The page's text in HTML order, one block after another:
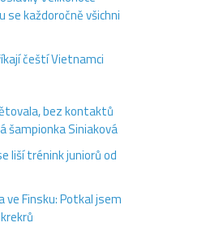
se každoročně všichni
čeští Vietnamci
bez kontaktů
šampionka Siniaková
liší trénink juniorů od
ve Finsku: Potkal jsem